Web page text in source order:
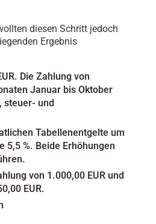
diesen Schritt jedoch
Ergebnis
Die Zahlung von
Januar bis Oktober
steuer- und
Tabellenentgelte um
5,5 %. Beide Erhöhungen
von 1.000,00 EUR und
EUR.